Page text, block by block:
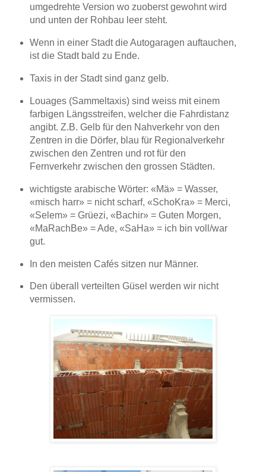
umgedrehte Version wo zuoberst gewohnt wird
und unten der Rohbau leer steht.
Wenn in einer Stadt die Autogaragen auftauchen,
ist die Stadt bald zu Ende.
Taxis in der Stadt sind ganz gelb.
Louages (Sammeltaxis) sind weiss mit einem
farbigen Längsstreifen, welcher die Fahrdistanz
angibt. Z.B. Gelb für den Nahverkehr von den
Zentren in die Dörfer, blau für Regionalverkehr
zwischen den Zentren und rot für den
Fernverkehr zwischen den grossen Städten.
wichtigste arabische Wörter: «Mä» = Wasser,
«misch harr» = nicht scharf, «SchoKra» = Merci,
«Selem» = Grüezi, «Bachir» = Guten Morgen,
«MaRachBe» = Ade, «SaHa» = ich bin voll/war
gut.
In den meisten Cafés sitzen nur Männer.
Den überall verteilten Güsel werden wir nicht
vermissen.